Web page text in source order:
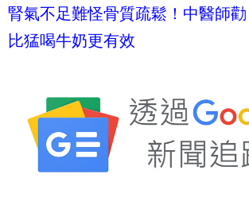
腎氣不足難怪骨質疏鬆！中醫師
比猛喝牛奶更有效